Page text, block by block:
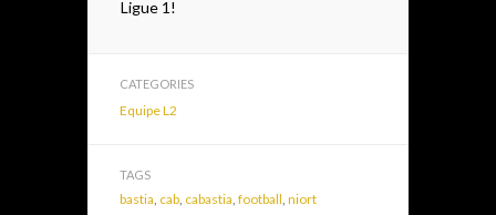
Ligue 1!
CATEGORIES
Equipe L2
TAGS
bastia, cab, cabastia, football, niort